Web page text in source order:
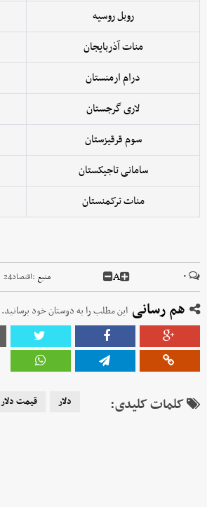
روبل روسیه
منات آذربایجان
درام ارمنستان
لاری گرجستان
سوم قرقیزستان
سامانی تاجیکستان
منات ترکمنستان
۰ A منبع :اقتصاد24
هم رسانی این مطلب را به دوستان خود برسانید.
کلمات کلیدی: دلار قیمت دلار